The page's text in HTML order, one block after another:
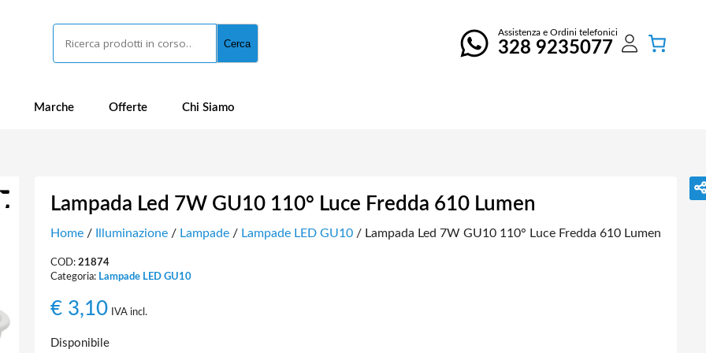
Cerca
Assistenza e Ordini telefonici
328 9235077
Marche Offerte Chi Siamo
Lampada Led 7W GU10 110° Luce Fredda 610 Lumen
Home/ Illuminazione/ Lampade/ Lampade LED GU10/ Lampada Led 7W GU10 110° Luce Fredda 610 Lumen
COD: 21874
Categoria: Lampade LED GU10
€3,10 IVA incl.
Disponibile